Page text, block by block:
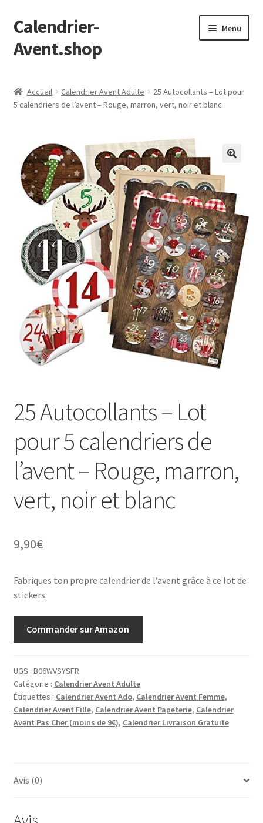
Aller
à
la
Aller
au
contenu
Calendrier-
Avent.shop
Menu
Boutique
Page d’exemple
Panier
Validation de la commande
Accueil Calendrier Avent Adulte
25 Autocollants – Lot pour
5 calendriers de l’avent – Rouge, marron, vert, noir et blanc
25 Autocollants – Lot
pour 5 calendriers de
l’avent – Rouge, marron,
vert, noir et blanc
9,90€
Fabriques ton propre calendrier de l’avent grâce à ce lot de
stickers.
Commander sur Amazon
UGS : B06WVSYSFR
Catégorie : Calendrier Avent Adulte
Étiquettes : Calendrier Avent Ado, Calendrier Avent Femme,
Calendrier Avent Fille, Calendrier Avent Papeterie, Calendrier
Avent Pas Cher (moins de 9€), Calendrier Livraison Gratuite
Avis (0)